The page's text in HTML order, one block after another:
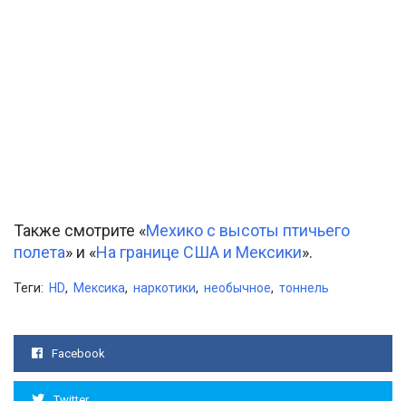
Также смотрите «Мехико с высоты птичьего
полета» и «На границе США и Мексики».
Теги: HD, Мексика, наркотики, необычное, тоннель
Facebook